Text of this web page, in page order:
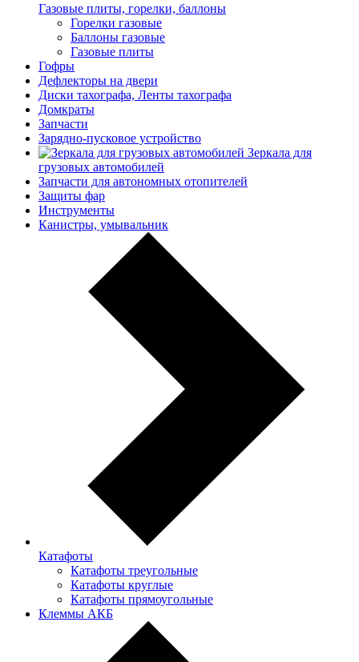
Газовые плиты, горелки, баллоны
Горелки газовые
Баллоны газовые
Газовые плиты
Гофры
Дефлекторы на двери
Диски тахографа, Ленты тахографа
Домкраты
Запчасти
Зарядно-пусковое устройство
Зеркала для
грузовых автомобилей
Запчасти для автономных отопителей
Защиты фар
Инструменты
Канистры, умывальник
Катафоты
Катафоты треугольные
Катафоты круглые
Катафоты прямоугольные
Клеммы АКБ